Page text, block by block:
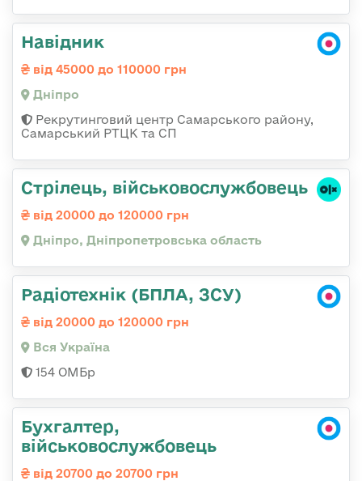
Навідник
від 45000 до 110000 грн
Дніпро
Рекрутинговий центр Самарського району,
Самарський РТЦК та СП
Стрілець, військовослужбовець
від 20000 до 120000 грн
Дніпро, Дніпропетровська область
Радіотехнік (БПЛА, ЗСУ)
від 20000 до 120000 грн
Вся Україна
154 ОМБр
Бухгалтер,
військовослужбовець
від 20700 до 20700 грн